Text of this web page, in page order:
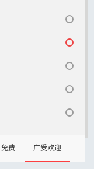
免费 广受欢迎